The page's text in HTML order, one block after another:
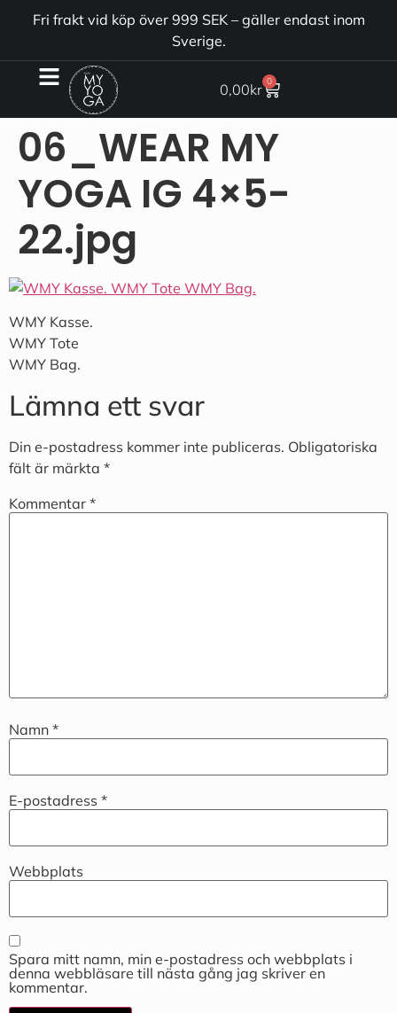
Fri frakt vid köp över 999 SEK – gäller endast inom
Sverige.
0,00kr 0
06_WEAR MY
YOGA IG 4×5-
22.jpg
WMY Kasse.
WMY Tote
WMY Bag.
Lämna ett svar
Din e-postadress kommer inte publiceras. Obligatoriska
fält är märkta *
Kommentar *
Namn *
E-postadress *
Webbplats
Spara mitt namn, min e-postadress och webbplats i
denna webbläsare till nästa gång jag skriver en
kommentar.